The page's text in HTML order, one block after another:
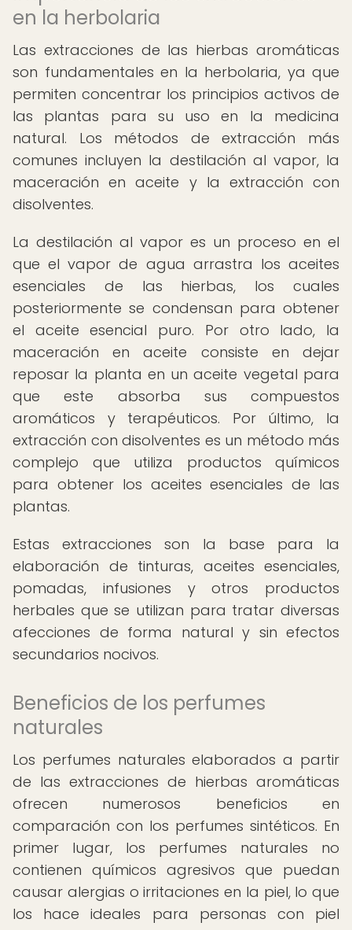
en la herbolaria
Las extracciones de las hierbas aromáticas
son fundamentales en la herbolaria, ya que
permiten concentrar los principios activos de
las plantas para su uso en la medicina
natural. Los métodos de extracción más
comunes incluyen la destilación al vapor, la
maceración en aceite y la extracción con
disolventes.
La destilación al vapor es un proceso en el
que el vapor de agua arrastra los aceites
esenciales de las hierbas, los cuales
posteriormente se condensan para obtener
el aceite esencial puro. Por otro lado, la
maceración en aceite consiste en dejar
reposar la planta en un aceite vegetal para
que este absorba sus compuestos
aromáticos y terapéuticos. Por último, la
extracción con disolventes es un método más
complejo que utiliza productos químicos
para obtener los aceites esenciales de las
plantas.
Estas extracciones son la base para la
elaboración de tinturas, aceites esenciales,
pomadas, infusiones y otros productos
herbales que se utilizan para tratar diversas
afecciones de forma natural y sin efectos
secundarios nocivos.
Beneficios de los perfumes
naturales
Los perfumes naturales elaborados a partir
de las extracciones de hierbas aromáticas
ofrecen numerosos beneficios en
comparación con los perfumes sintéticos. En
primer lugar, los perfumes naturales no
contienen químicos agresivos que puedan
causar alergias o irritaciones en la piel, lo que
los hace ideales para personas con piel